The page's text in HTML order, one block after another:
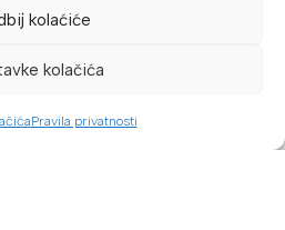
kolaćiće
kolačića
Pravila privatnosti
ili do 24 rate